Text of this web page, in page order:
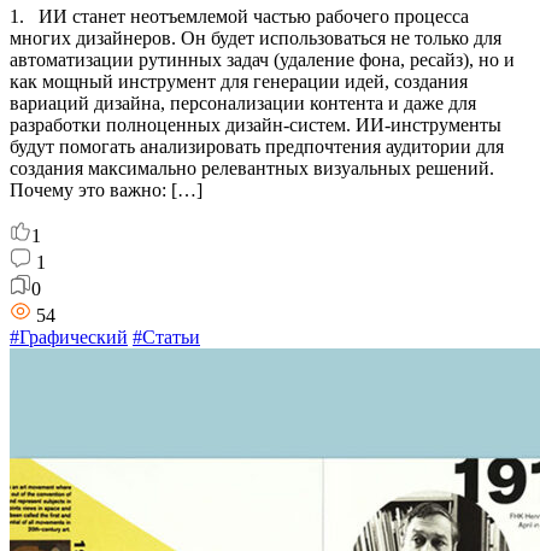
1. ИИ станет неотъемлемой частью рабочего процесса
многих дизайнеров. Он будет использоваться не только для
автоматизации рутинных задач (удаление фона, ресайз), но и
как мощный инструмент для генерации идей, создания
вариаций дизайна, персонализации контента и даже для
разработки полноценных дизайн-систем. ИИ-инструменты
будут помогать анализировать предпочтения аудитории для
создания максимально релевантных визуальных решений.
Почему это важно: […]
1
1
0
54
#Графический #Статьи